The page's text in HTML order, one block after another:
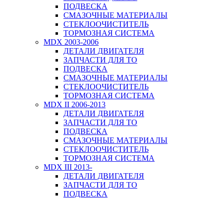
ПОДВЕСКА
СМАЗОЧНЫЕ МАТЕРИАЛЫ
СТЕКЛООЧИСТИТЕЛЬ
ТОРМОЗНАЯ СИСТЕМА
MDX 2003-2006
ДЕТАЛИ ДВИГАТЕЛЯ
ЗАПЧАСТИ ДЛЯ ТО
ПОДВЕСКА
СМАЗОЧНЫЕ МАТЕРИАЛЫ
СТЕКЛООЧИСТИТЕЛЬ
ТОРМОЗНАЯ СИСТЕМА
MDX II 2006-2013
ДЕТАЛИ ДВИГАТЕЛЯ
ЗАПЧАСТИ ДЛЯ ТО
ПОДВЕСКА
СМАЗОЧНЫЕ МАТЕРИАЛЫ
СТЕКЛООЧИСТИТЕЛЬ
ТОРМОЗНАЯ СИСТЕМА
MDX III 2013-
ДЕТАЛИ ДВИГАТЕЛЯ
ЗАПЧАСТИ ДЛЯ ТО
ПОДВЕСКА